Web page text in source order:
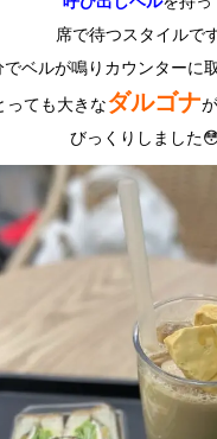
席で待つスタイルで
でベルが鳴りカウンターに
っても大きなダルゴナ
びっくりしました